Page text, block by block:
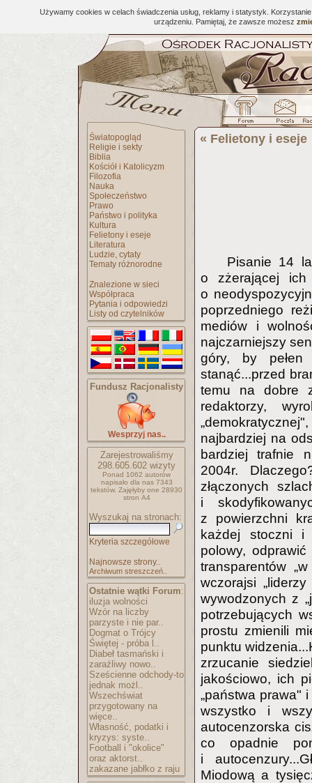
Używamy cookies w celach świadczenia usług, reklamy i statystyk.
urządzeniu. Pamiętaj, że zawsze możesz
Światopogląd
Religie i sekty
Biblia
Kościół i Katolicyzm
Filozofia
Nauka
Społeczeństwo
Prawo
Państwo i polityka
Kultura
Felietony i eseje
Literatura
Ludzie, cytaty
Tematy różnorodne
Znalezione w sieci
Współpraca
Pytania i odpowiedzi
Listy od czytelników
Fundusz Racjonalisty
Wesprzyj nas..
Zarejestrowaliśmy
298.605.602 wizyty
Ponad 1062 autorów
napisało dla nas 7343
tekstów. Zajęłyby one 28930
stron A4
Wyszukaj na stronach:
Kryteria szczegółowe
Najnowsze strony..
Archiwum streszczeń..
Ostatnie wątki Forum:
iluzja wolności
Wzór na liczby
parzyste i nie par..
Dogmat o Trójcy
Świętej - próba l..
Diabeł tasmański i
zaraźliwy nowo..
Sześcienne odchody-to
jednak możl..
Wszechświat
przygotowany na
więce..
Własność, podatki i
kryzys: syste..
Football i "okolice"
oraz aktorst..
zakazane jabłko z raju
« Felietony i eseje
Pisanie 14
o zżerającej ich
o
poprzedniego
mediów i
najczarniejszy
góry, by pełen
stanąć...przed
temu na dobre
redaktorzy,
najbardziej na
bardziej trafnie
2004r.
złączonych
i
z powierzchni
każdej stoczni i
polowy,
transparentów
wczorajsi
wywodzonych z
potrzebujących
prostu zmienili
punktu
zrzucanie
jakościowo, ich
„państwa prawa"
wszystko i
autocenzorska
co opadnie
i
Miodową a